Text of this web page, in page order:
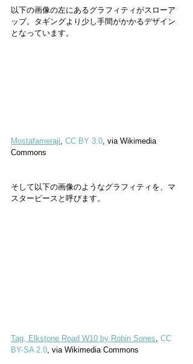
以下の画像の左にあるグラフィティがスローア
ップ。タギングより少し手間がかかるデザイン
となっています。
Mostafameraji CC BY 3.0 , via Wikimedia
Commons
そして以下の画像のようなグラフィティを、マ
スターピースと呼びます。
Tag, Elkstone Road W10 by Robin Sones CC
BY-SA 2.0 , via Wikimedia Commons